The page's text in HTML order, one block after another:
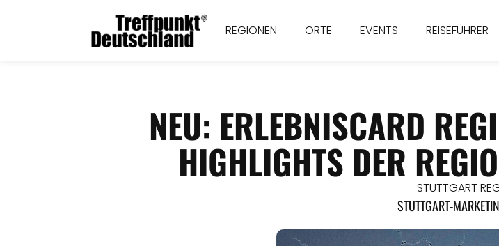
REGIONEN ORTE EVENTS REISEFÜHRER
NEU: ERLEBNISCARD
HIGHLIGHTS DER
STUTTGART
STUTTGART-